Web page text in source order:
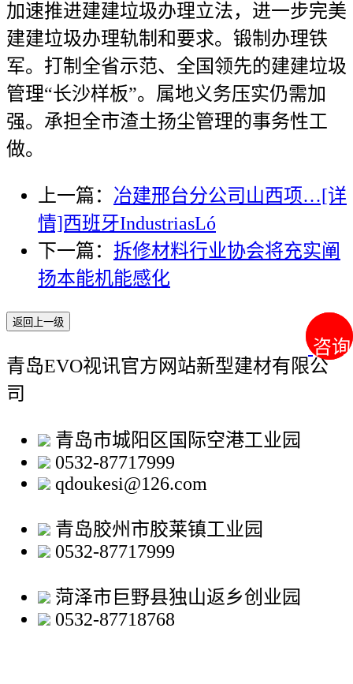
咨询
咨询
加速推进建建垃圾办理立法，进一步完美
建建垃圾办理轨制和要求。锻制办理铁
军。打制全省示范、全国领先的建建垃圾
管理“长沙样板”。属地义务压实仍需加
强。承担全市渣土扬尘管理的事务性工
做。
上一篇： 冶建邢台分公司山西项…[详
情]西班牙IndustriasLó
下一篇： 拆修材料行业协会将充实阐
扬本能机能感化
返回上一级
青岛EVO视讯官方网站新型建材有限公
司
青岛市城阳区国际空港工业园
0532-87717999
qdoukesi@126.com
青岛胶州市胶莱镇工业园
0532-87717999
菏泽市巨野县独山返乡创业园
0532-87718768